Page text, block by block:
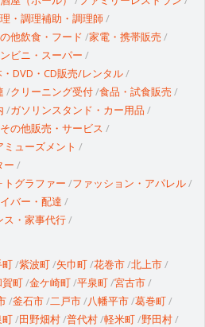
・調理補助・調理師
他飲食・フード 家電・携帯販売
ビニ・スーパー
DVD・CD販売/レンタル
クリーニング受付 食品・試食販売
ガソリンスタンド・カー用品
その他販売・サービス
ューズメント
ー
トグラファー ファッション・アパレル
バー・配達
ス・家事代行
町 紫波町 矢巾町 花巻市 北上市
町 金ケ崎町 平泉町 宮古市
釜石市 二戸市 八幡平市 葛巻町
町 田野畑村 普代村 軽米町 野田村